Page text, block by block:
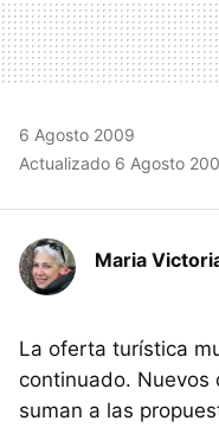
6 Agosto 2009
Actualizado 6 Agosto
Maria
La oferta turística
continuado. Nuevos
suman a las